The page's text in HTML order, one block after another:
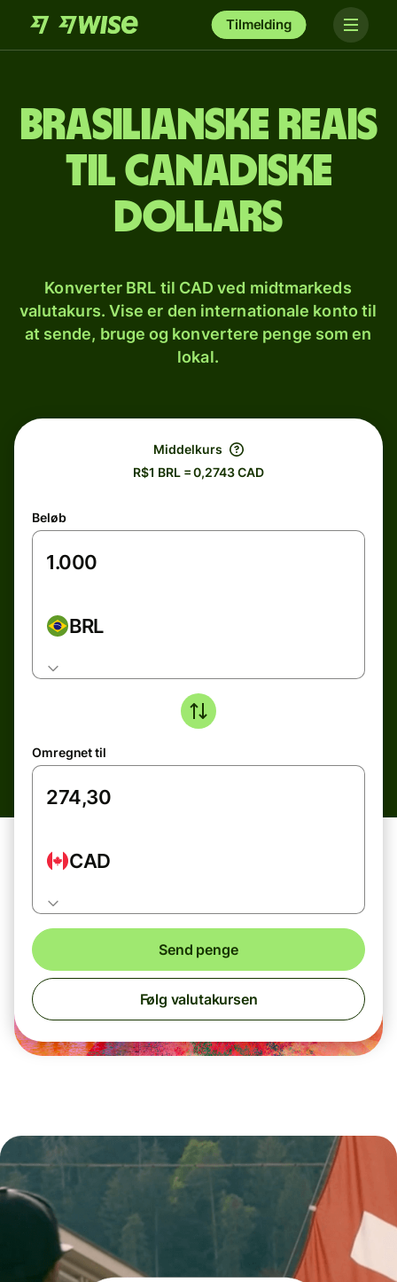
Tilmelding
Brasilianske reais
til canadiske
dollars
Konverter BRL til CAD ved midtmarkeds
valutakurs. Vise er den internationale konto til
at sende, bruge og konvertere penge som en
lokal.
Middelkurs
R$1 BRL = 0,2743 CAD
Beløb
BRL
Omregnet til
CAD
Send penge
Følg valutakursen